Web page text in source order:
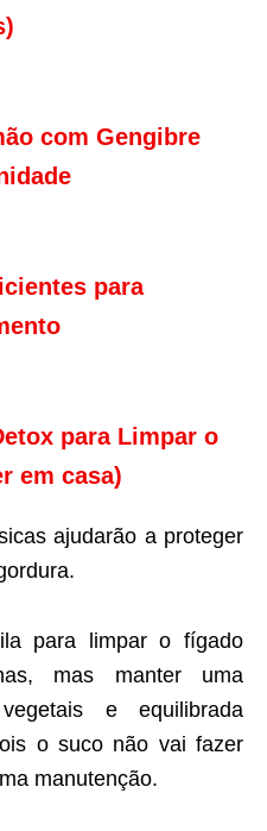
com Gengibre
para
para Limpar o
em casa)
ajudarão a proteger
para limpar o fígado
mas manter uma
e equilibrada
o suco não vai fazer
manutenção.